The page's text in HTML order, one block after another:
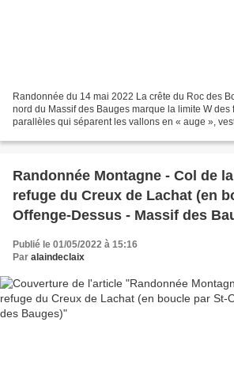
Randonnée du 14 mai 2022 La crête du Roc des
nord du Massif des Bauges marque la limite W
parallèles qui séparent les vallons en « auge »,
Randonnée Montagne - Col de
refuge du Creux de Lachat (en
Offenge-Dessus - Massif des
Publié le 01/05/2022 à 15:16
Par alaindeclaix